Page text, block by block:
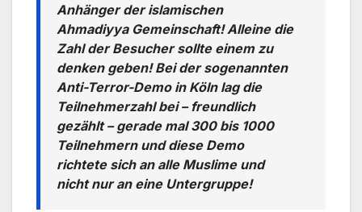
Anhänger der islamischen
Ahmadiyya Gemeinschaft! Alleine die
Zahl der Besucher sollte einem zu
denken geben! Bei der sogenannten
Anti-Terror-Demo in Köln lag die
Teilnehmerzahl bei – freundlich
gezählt – gerade mal 300 bis 1000
Teilnehmern und diese Demo
richtete sich an alle Muslime und
nicht nur an eine Untergruppe!